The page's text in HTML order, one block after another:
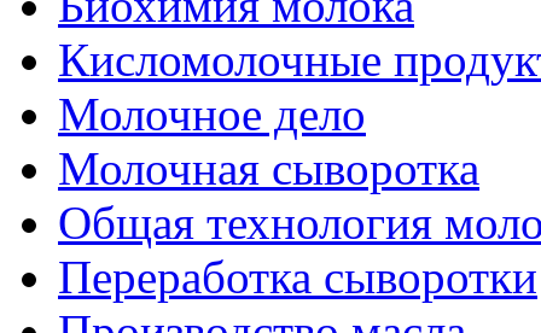
Кисломолочные
Молочное дело
Молочная сыворотка
Общая технология
Переработка сыворотки